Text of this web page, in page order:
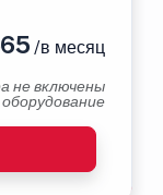
/в месяц
не включены